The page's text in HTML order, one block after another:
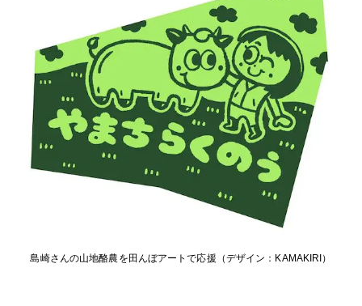
島崎さんの山地酪農を田んぼアートで応援（デザイン：KAMAKIRI）